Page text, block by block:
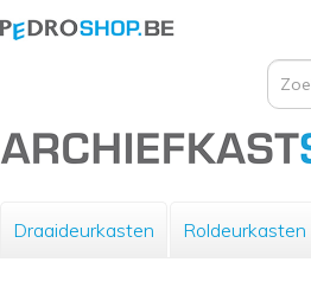
Draaideurkasten Roldeurkasten